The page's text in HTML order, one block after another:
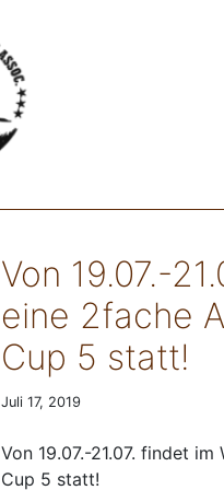
Von 19.07.-
eine 2fache
Cup 5 statt!
Juli 17, 2019
Von 19.07.-21.07. findet
Cup 5 statt!